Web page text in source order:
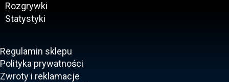
Rozgrywki
Statystyki
Regulamin sklepu
Polityka prywatności
Zwroty i reklamacje